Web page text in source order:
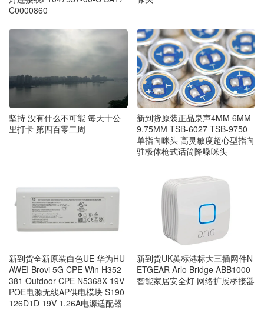
C0000860
坚持 没有什么不可能 毎天十公
里打卡 第四百零二周
新到货原装正品泉声4MM 6MM
9.75MM TSB-6027 TSB-9750
单指向咪头 高灵敏度超心型指向
驻极体枪式话筒降噪咪头
新到货全新原装白色UE 华为HU
AWEI Brovi 5G CPE Win H352-
381 Outdoor CPE N5368X 19V
POE电源无线AP供电模块 S190
126D1D 19V 1.26A电源适配器
新到货UK英标港标大三插网件N
ETGEAR Arlo Bridge ABB1000
智能家居安全灯 网络扩展桥接器